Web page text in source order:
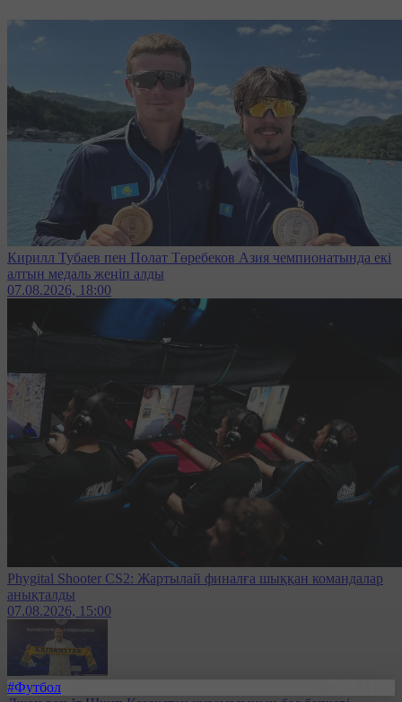
Кирилл Тубаев пен Полат Төребеков Азия чемпионатында екі
алтын медаль жеңіп алды
07.08.2026, 18:00
Phygital Shooter CS2: Жартылай финалға шыққан командалар
анықталды
07.08.2026, 15:00
#Футбол